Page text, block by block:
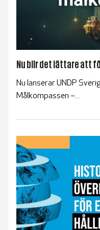
Nu blir det lättare att
Nu lanserar UNDP
Målkompassen –...